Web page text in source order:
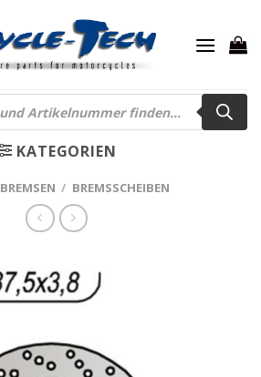
KATEGORIEN
BREMSEN / BREMSSCHEIBEN